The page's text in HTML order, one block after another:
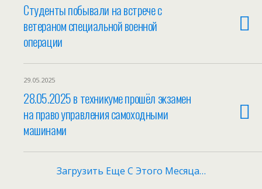
Cтуденты побывали на встрече с
ветераном специальной военной
операции
29.05.2025
28.05.2025 в техникуме прошёл экзамен
на право управления самоходными
машинами
Загрузить Еще С Этого Месяца…